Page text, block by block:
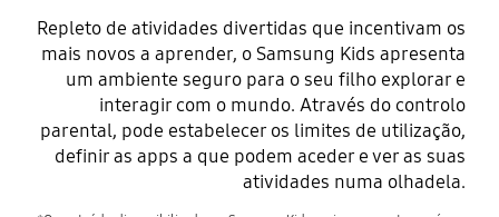
Repleto de atividades divertidas que incentivam os
mais novos a aprender, o Samsung Kids apresenta
um ambiente seguro para o seu filho explorar e
interagir com o mundo. Através do controlo
parental, pode estabelecer os limites de utilização,
definir as apps a que podem aceder e ver as suas
atividades numa olhadela.